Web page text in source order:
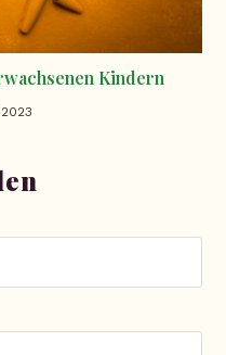
Kindern